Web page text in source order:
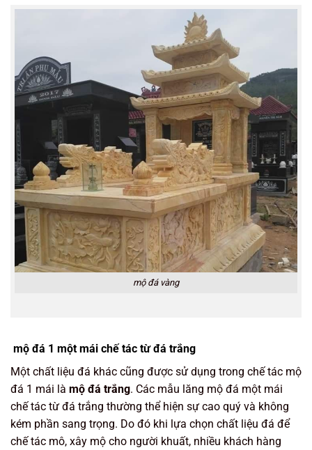
mộ đá vàng
mộ đá 1 một mái chế tác từ đá trắng
Một chất liệu đá khác cũng được sử dụng trong chế tác mộ
đá 1 mái là mộ đá trắng. Các mẫu lăng mộ đá một mái
chế tác từ đá trắng thường thể hiện sự cao quý và không
kém phần sang trọng. Do đó khi lựa chọn chất liệu đá để
chế tác mô, xây mộ cho người khuất, nhiều khách hàng